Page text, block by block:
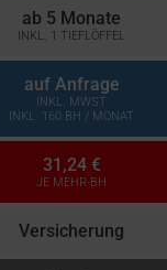
ab 5 Monate
INKL. 1 TIEFLÖFFEL
auf Anfrage
INKL. MWST
INKL. 160 BH / MONAT
31,24 €
JE MEHR-BH
Versicherung